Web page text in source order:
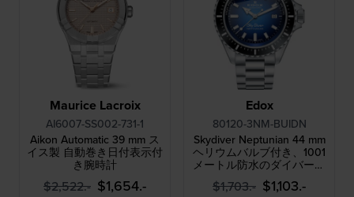
Maurice Lacroix
AI6007-SS002-731-1
Aikon Automatic 39 mm ス
イス製 自動巻き日付表示付
き腕時計
$2,522.- $1,654.-
Edox
80120-3NM-BUIDN
Skydiver Neptunian 44 mm
ヘリウムバルブ付き、1001
メートル防水のダイバーズ
ウォッチ
$1,703.- $1,103.-